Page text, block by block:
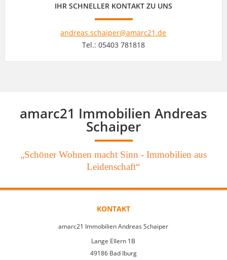
IHR SCHNELLER KONTAKT ZU UNS
andreas.schaiper@amarc21.de
Tel.: 05403 781818
amarc21 Immobilien Andreas
Schaiper
„Schöner Wohnen macht Sinn - Immobilien aus
Leidenschaft“
KONTAKT
amarc21 Immobilien Andreas Schaiper
Lange Ellern 1B
49186 Bad Iburg